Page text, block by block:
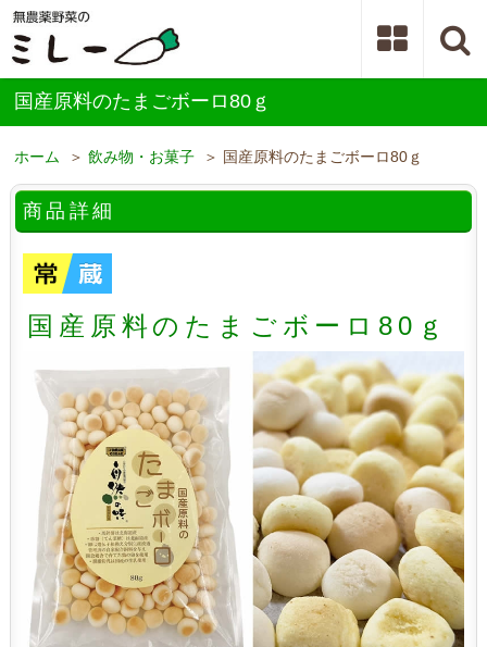
国産原料のたまごボーロ80ｇ
ホーム ＞飲み物・お菓子 ＞ 国産原料のたまごボーロ80ｇ
商品詳細
国産原料のたまごボーロ80ｇ